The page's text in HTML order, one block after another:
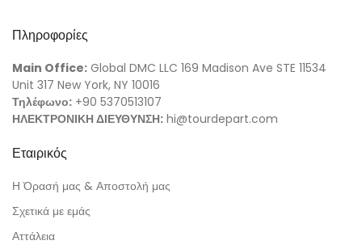
Πληροφορίες
Main Office: Global DMC LLC 169 Madison Ave STE 11534
Unit 317 New York, NY 10016
Τηλέφωνο: +90 5370513107
ΗΛΕΚΤΡΟΝΙΚΗ ΔΙΕΥΘΥΝΣΗ: hi@tourdepart.com
Εταιρικός
Η Όρασή μας & Αποστολή μας
Σχετικά με εμάς
Αττάλεια